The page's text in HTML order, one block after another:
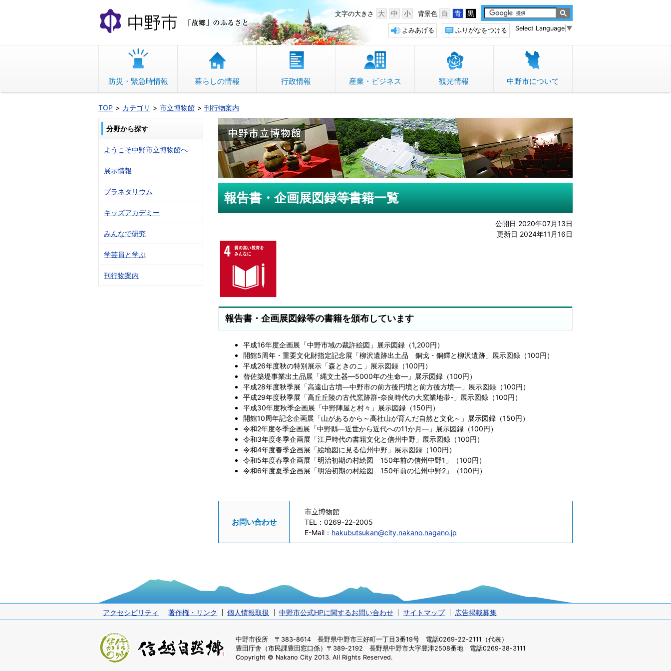
文
へ
動
中野市 「故郷」のふるさと 背景色 白 青 黒
文字の大きさ 大 中 小
Select Language ▼
ふりがなをつける
よみあげる
防災・緊急時情報 暮らしの情報 行政情報 産業・ビジネス 観光情報 中野市について
TOP カテゴリ 市立博物館 刊行物案内
報告書・企画展図録等書籍一覧
公開日 2020年07月13日
更新日 2024年11月16日
報告書・企画展図録等の書籍を頒布しています
平成16年度企画展「中野市域の裁許絵図」展示図録（1,200円）
開館5周年・重要文化財指定記念展「柳沢遺跡出土品 銅戈・銅鐸と柳沢遺跡」展示図録（100円）
平成26年度秋の特別展示「森ときのこ」展示図録（100円）
替佐築堤事業出土品展「縄文土器―5000年の生命―」展示図録（100円）
平成28年度秋季展「高遠山古墳―中野市の前方後円墳と前方後方墳―」展示図録（100円）
平成29年度秋季展「高丘丘陵の古代窯跡群-奈良時代の大窯業地帯-」展示図録（100円）
平成30年度秋季企画展「中野陣屋と村々」展示図録（150円）
開館10周年記念企画展「山があるから～高社山が育んだ自然と文化～」展示図録（150円）
令和2年度冬季企画展「中野縣―近世から近代への11か月―」展示図録（100円）
令和3年度冬季企画展「江戸時代の書籍文化と信州中野」展示図録（100円）
令和4年度春季企画展「絵地図に見る信州中野」展示図録（100円）
令和5年度春季企画展「明治初期の村絵図 150年前の信州中野1」（100円）
令和6年度夏季企画展「明治初期の村絵図 150年前の信州中野2」（100円）
お問い合わせ
市立博物館
TEL：0269-22-2005
E-Mail： hakubutsukan@city.nakano.nagano.jp
分野から探す
ようこそ中野市立博物館へ
展示情報
プラネタリウム
キッズアカデミー
みんなで研究
学芸員と学ぶ
刊行物案内
アクセシビリティ 著作権・リンク 個人情報取扱 中野市公式HPに関するお問い合わせ サイトマップ 広告掲載募集
中野市役所 〒383-8614 長野県中野市三好町一丁目3番19号 電話0269-22-2111（代表）
豊田庁舎（市民課豊田窓口係） 〒389-2192 長野県中野市大字豊津2508番地 電話0269-38-3111
Copyright © Nakano City 2013. All Rights Reserved.